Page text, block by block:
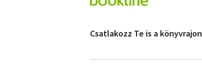
Csatlakozz Te is a